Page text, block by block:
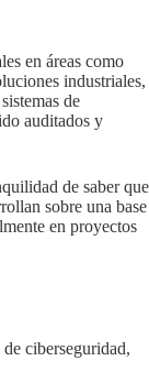
en áreas como
industriales,
de
auditados y
de saber que
sobre una base
en proyectos
ciberseguridad,